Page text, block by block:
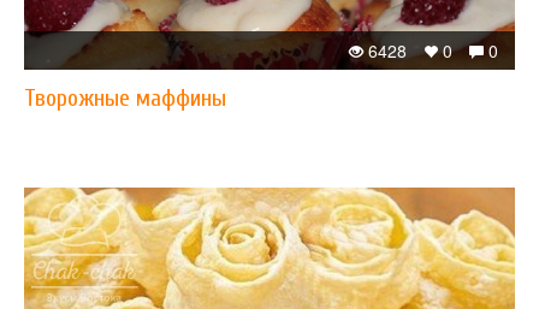
0
0
6428
Творожные маффины